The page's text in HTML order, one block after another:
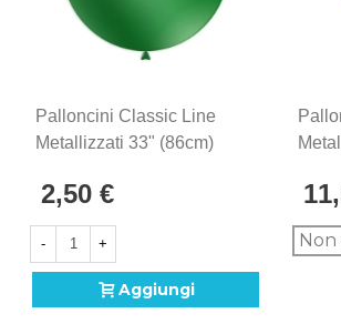
Palloncini Classic Line
Metallizzati 33" (86cm)
2,50 €
- +
Aggiungi
Non